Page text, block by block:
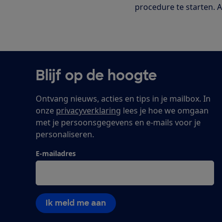
procedure te starten.
Blijf op de hoogte
Ontvang nieuws, acties en tips in je mailbox. In
onze privacyverklaring lees je hoe we omgaan
met je persoonsgegevens en e-mails voor je
personaliseren.
E-mailadres
Ik meld me aan